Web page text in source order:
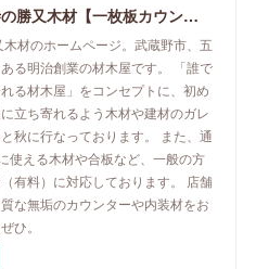
東京・吉祥寺の勝又木材【一枚板カウンター】
材のホームページ。武蔵野市、五
る明治創業の材木屋です。 「誰で
る材木屋」をコンセプトに、初め
立ち寄れるよう木材や建材のガレ
秋に行なっております。 また、通
使える木材や合板など、一般の方
有料）に対応しております。 店舗
な無垢のカウンターや内装材をお
ひ。